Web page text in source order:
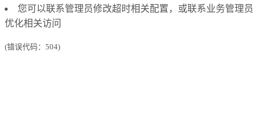
您可以联系管理员修改超时相关配置，或联系业务管理员
优化相关访问
(错误代码：504)